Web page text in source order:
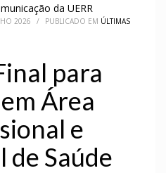
da UERR
2026 / PUBLICADO EM ÚLTIMAS
para
Área
e
de Saúde